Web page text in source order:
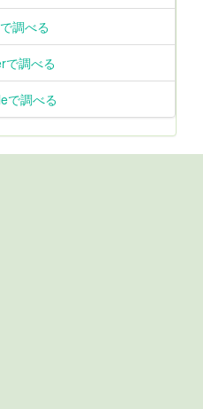
調べる
で調べる
で調べる